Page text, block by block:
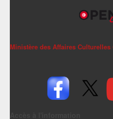
Ministère des Affaires